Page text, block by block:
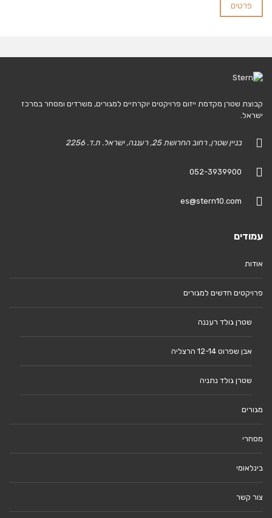
פרטים
קבוצת שטרן מקדמת ייזום פרויקטים יוקרתיים למגורים, משרדים ומסחר במרכז
ישראל.
בניין שטרן, רחוב החרושת 25, רעננה, ישראל. ת.ד. 2256
052-3939900
es@stern10.com
עמודים
אודות
פרויקטים חדשים למגורים
שטרן גולד רעננה
אבן שפרוט 12-14 הרצליה
שטרן גולד נתניה
מגורים
מסחרי
בינלאומי
צור קשר